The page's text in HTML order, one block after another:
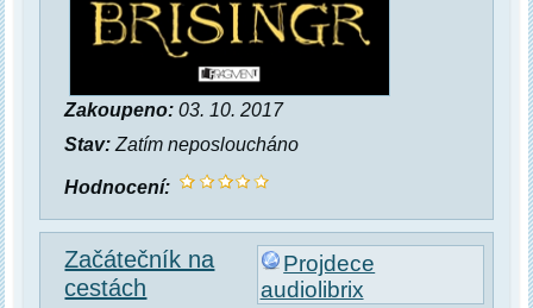
Zakoupeno: 03. 10. 2017
Stav: Zatím neposloucháno
Hodnocení:
Projdece
audiolibrix
Začátečník na
cestách